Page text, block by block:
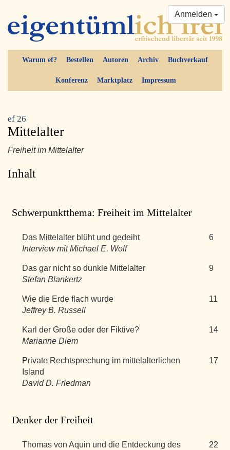
Warum ef? Bestellen Autoren Archiv Buchverkauf
Konferenz Marktplatz Impressum
Anmelden
ef 26
Mittelalter
Freiheit im Mittelalter
Inhalt
Schwerpunktthema: Freiheit im Mittelalter
Das Mittelalter blüht und gedeiht
Interview mit Michael E. Wolf
6
Das gar nicht so dunkle Mittelalter
Stefan Blankertz
9
Wie die Erde flach wurde
Jeffrey B. Russell
11
Karl der Große oder der Fiktive?
Marianne Diem
14
Private Rechtsprechung im mittelalterlichen
Island
David D. Friedman
17
Denker der Freiheit
Thomas von Aquin und die Entdeckung des
22